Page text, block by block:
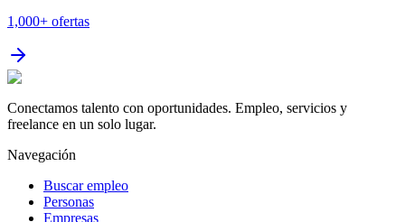
1,000+ ofertas
Conectamos talento con oportunidades. Empleo, servicios y
freelance en un solo lugar.
Navegación
Buscar empleo
Personas
Empresas